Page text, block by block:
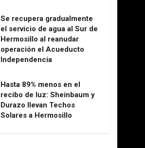
Se recupera gradualmente
el servicio de agua al Sur de
Hermosillo al reanudar
operación el Acueducto
Independencia
Hasta 89% menos en el
recibo de luz: Sheinbaum y
Durazo llevan Techos
Solares a Hermosillo